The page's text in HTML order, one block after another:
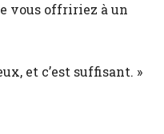
vous offririez à un
et c’est suffisant. »